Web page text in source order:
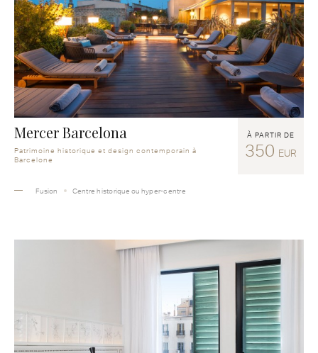
Mercer Barcelona
Patrimoine historique et design contemporain à
Barcelone
À PARTIR DE
350 EUR
Fusion Centre historique ou hyper-centre